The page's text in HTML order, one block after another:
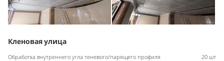
Кленовая улица
Обработка внутреннего угла теневого/парящего профиля
20 шт